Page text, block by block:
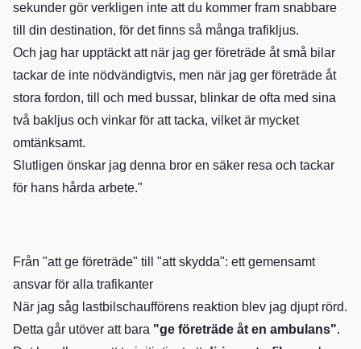
sekunder gör verkligen inte att du kommer fram snabbare
till din destination, för det finns så många trafikljus.
Och jag har upptäckt att när jag ger företräde åt små bilar
tackar de inte nödvändigtvis, men när jag ger företräde åt
stora fordon, till och med bussar, blinkar de ofta med sina
två bakljus och vinkar för att tacka, vilket är mycket
omtänksamt.
Slutligen önskar jag denna bror en säker resa och tackar
för hans hårda arbete."
Från "att ge företräde" till "att skydda": ett gemensamt
ansvar för alla trafikanter
När jag såg lastbilschaufförens reaktion blev jag djupt rörd.
Detta går utöver att bara "ge företräde åt en ambulans".